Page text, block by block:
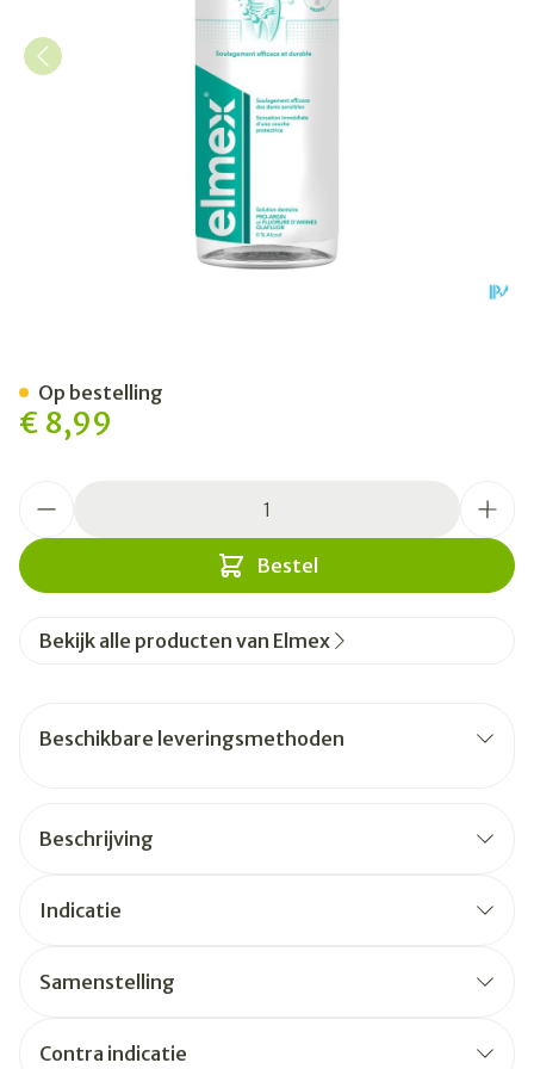
€ 8,99
Bestel
Op bestelling
Bekijk alle producten van Elmex
Beschikbare leveringsmethoden
Beschrijving
Indicatie
Samenstelling
Contra indicatie